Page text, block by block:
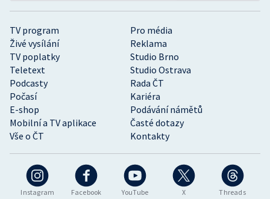
Instagram Facebook YouTube X Threads
TV program
Pro média
Živé vysílání
Reklama
TV poplatky
Studio Brno
Teletext
Studio Ostrava
Podcasty
Rada ČT
Počasí
Kariéra
E-shop
Podávání námětů
Mobilní a TV aplikace
Časté dotazy
Vše o ČT
Kontakty